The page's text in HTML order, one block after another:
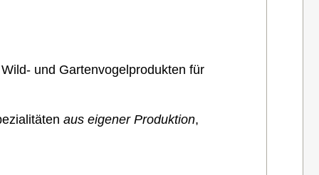
und Gartenvogelprodukten für
aus eigener Produktion,